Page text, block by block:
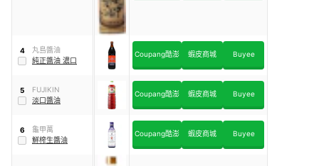
4
丸島醬油
純正醬油 濃口
Coupang酷澎 蝦皮商城 Buyee
5
FUJIKIN
淡口醬油
Coupang酷澎 蝦皮商城 Buyee
6
龜甲萬
鮮榨生醬油
Coupang酷澎 蝦皮商城 Buyee